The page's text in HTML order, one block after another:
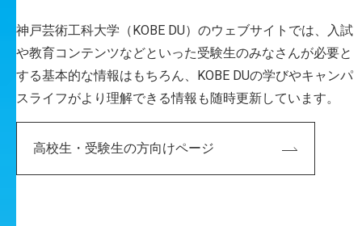
神戸芸術工科大学（KOBE DU）のウェブサイトでは、入試
や教育コンテンツなどといった受験生のみなさんが必要と
する基本的な情報はもちろん、KOBE DUの学びやキャンパ
スライフがより理解できる情報も随時更新しています。
高校生・受験生の方向けページ
ビジュアルデザイン学科
生産・工芸デザイン学科
建築・環境デザイン学科
MORE